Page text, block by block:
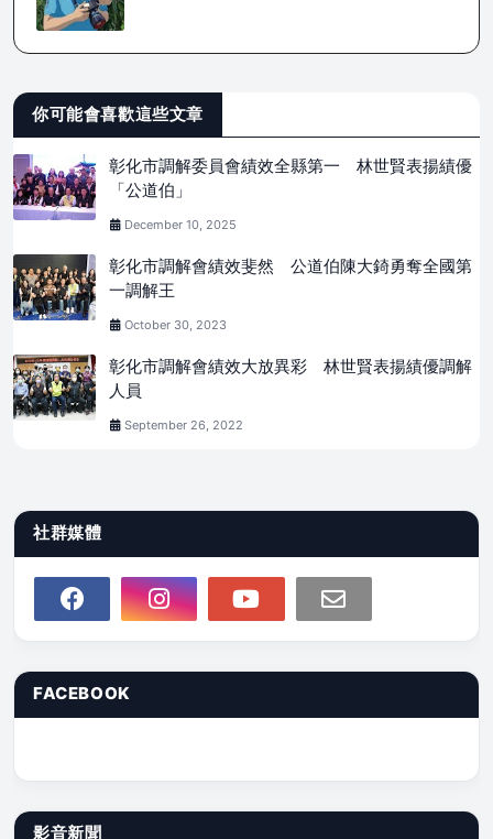
你可能會喜歡這些文章
彰化市調解委員會績效全縣第一 林世賢表揚績優
「公道伯」
December 10, 2025
彰化市調解會績效斐然 公道伯陳大錡勇奪全國第
一調解王
October 30, 2023
彰化市調解會績效大放異彩 林世賢表揚績優調解
人員
September 26, 2022
社群媒體
FACEBOOK
影音新聞